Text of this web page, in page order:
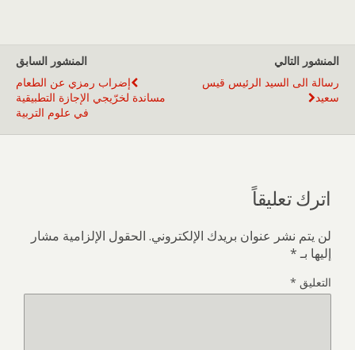
المنشور السابق
إضراب رمزي عن الطعام
مساندة لخرّيجي الإجازة التطبيقية
في علوم التربية
المنشور التالي
رسالة الى السيد الرئيس قيس
سعيد
اترك تعليقاً
لن يتم نشر عنوان بريدك الإلكتروني. الحقول الإلزامية مشار
إليها بـ*
التعليق *